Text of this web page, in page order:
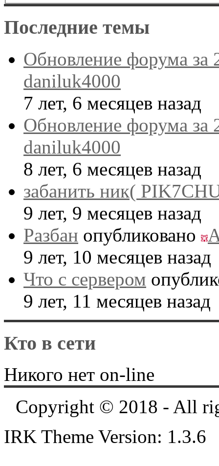
Последние темы
Обновление форума за
daniluk4000
7 лет, 6 месяцев назад
Обновление форума за
daniluk4000
8 лет, 6 месяцев назад
забанить ник(
9 лет, 9 месяцев назад
Разбан опубликовано
9 лет, 10 месяцев назад
Что с сервером
9 лет, 11 месяцев назад
Кто в сети
Никого нет on-line
Copyright © 2018 - All
IRK Theme Version: 1.3.6